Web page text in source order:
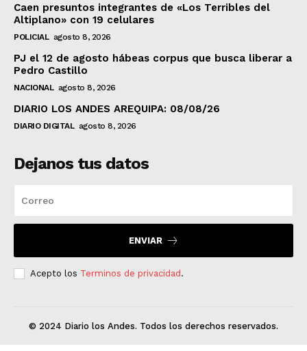
Caen presuntos integrantes de «Los Terribles del
Altiplano» con 19 celulares
POLICIAL agosto 8, 2026
PJ el 12 de agosto hábeas corpus que busca liberar a
Pedro Castillo
NACIONAL agosto 8, 2026
DIARIO LOS ANDES AREQUIPA: 08/08/26
DIARIO DIGITAL agosto 8, 2026
Dejanos tus datos
ENVIAR
Acepto los Terminos de privacidad.
© 2024 Diario los Andes. Todos los derechos reservados.